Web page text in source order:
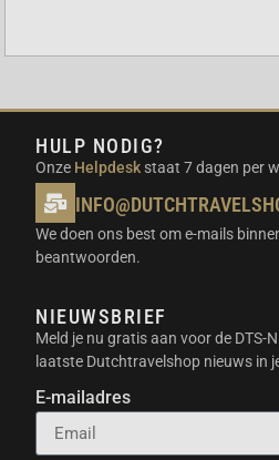
de Bluetooth functie heb je
meer nodig.
Hoofdaccu voor grote
Energieopslag voor
Off-grid systemen in
zonnepanelen
IN DE VERPAKKING
HULP NODIG?
Onze Helpdesk staat 7 dagen per
We doen ons best om e-mails
beantwoorden.
NIEUWSBRIEF
Meld je nu gratis aan voor de DTS-
laatste Dutchtravelshop nieuws in
E-mailadres